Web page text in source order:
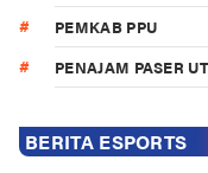
PEMKAB PPU
PENAJAM PASER
BERITA ESPORTS